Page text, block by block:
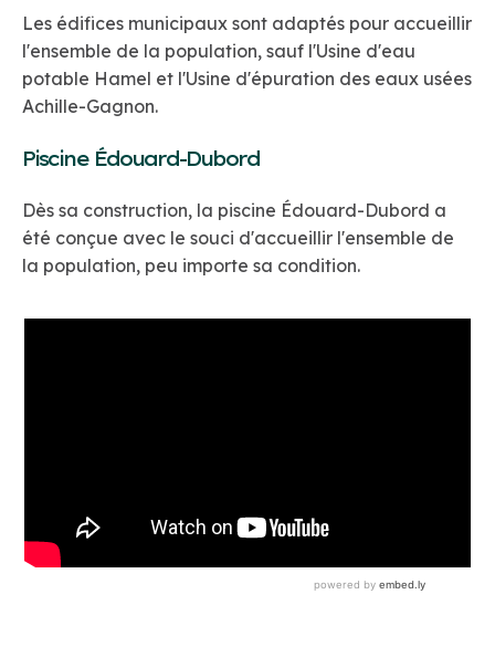
Les édifices municipaux sont adaptés pour accueillir
l'ensemble de la population, sauf l'Usine d'eau
potable Hamel et l'Usine d'épuration des eaux usées
Achille-Gagnon.
Piscine Édouard-Dubord
Dès sa construction, la piscine Édouard-Dubord a
été conçue avec le souci d'accueillir l'ensemble de
la population, peu importe sa condition.